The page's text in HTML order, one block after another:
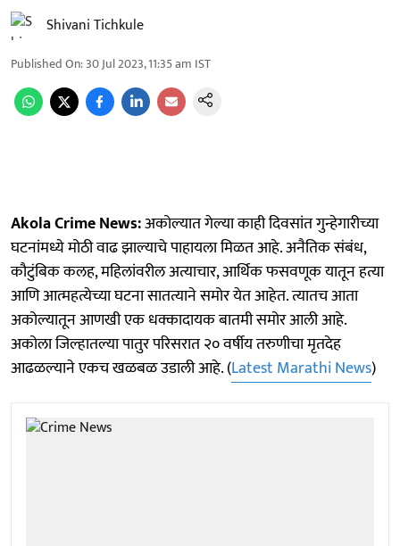
Shivani Tichkule
Published On:30 Jul 2023, 11:35 am IST
Akola Crime News:अकोल्यात गेल्या काही दिवसांत गुन्हेगारीच्या
घटनांमध्ये मोठी वाढ झाल्याचे पाहायला मिळत आहे. अनैतिक संबंध,
कौटुंबिक कलह, महिलांवरील अत्याचार, आर्थिक फसवणूक यातून हत्या
आणि आत्महत्येच्या घटना सातत्याने समोर येत आहेत. त्यातच आता
अकोल्यातून आणखी एक धक्कादायक बातमी समोर आली आहे.
अकोला जिल्हातल्या पातुर परिसरात २० वर्षीय तरुणीचा मृतदेह
आढळल्याने एकच खळबळ उडाली आहे. (Latest Marathi News)